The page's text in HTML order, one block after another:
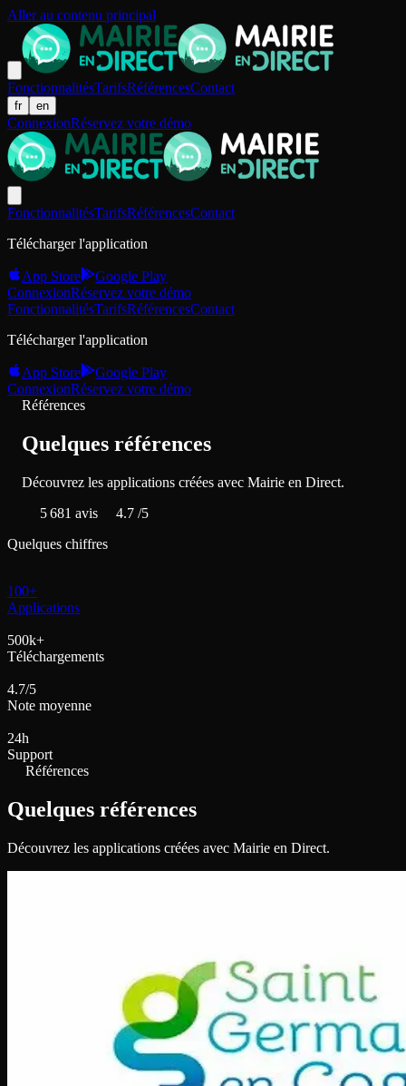
Aller au contenu principal
FonctionnalitésTarifsRéférencesContact
fr en
ConnexionRéservez votre démo
FonctionnalitésTarifsRéférencesContact
Télécharger l'application
App Store
Google Play
ConnexionRéservez votre démo
FonctionnalitésTarifsRéférencesContact
Télécharger l'application
App Store
Google Play
ConnexionRéservez votre démo
Références
Quelques références
Découvrez les applications créées avec Mairie en Direct.
5 681 avis 4.7 /5
Quelques chiffres
100+
Applications
500k+
Téléchargements
4.7/5
Note moyenne
24h
Support
Références
Quelques références
Découvrez les applications créées avec Mairie en Direct.